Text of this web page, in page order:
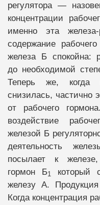
регулятора —
концентрации
именно эта
содержание
железа Б спокойна:
до необходимой
Теперь же, когда
снизилась, частично
от рабочего
воздействие
железой Б
деятельность
посылает к
гормон Б1
который
железу А.
Когда концентрация